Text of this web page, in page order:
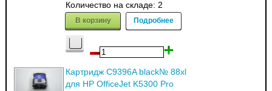
Количество на складе:2
В корзину Подробнее
Картридж C9396A black№ 88xl
для HP OfficeJet K5300 Pro